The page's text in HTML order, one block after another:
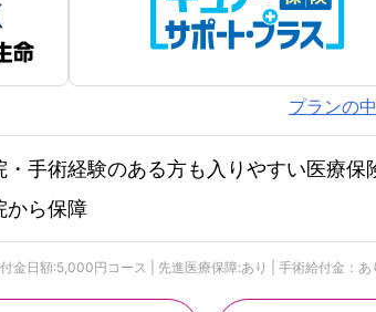
プランの
手術経験のある方も入りやすい医療保
から保障
金日額:5,000円コース | 先進医療保障:あり | 手術給付金：